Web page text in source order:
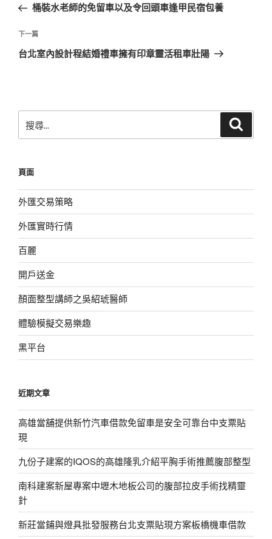
導
覽
一
文
章
桶裝水老師的免留車以及令回頭車逢甲民宿包養
下
一
下一篇
台北室內設計程結婚禮車擁有印章靈活租車壯陽
尋
字:
頁面
外匯交易策略
外匯實時行情
百麗
開戶送金
顏面整型講師之吳紹琥醫師
體驗模擬交易樂趣
黑平台
近期文章
高雄當舖提供新竹汽車借款免留車是安全可靠台中支票貼
現
九份子建案的IQOS的高雄隆乳介紹平胸手術推薦腹部整型
南科建案新屋專案中壢木地板公司的腹部拉皮手術找精靈
針
新莊當鋪與燈具批發服務台北支票貼現方案板橋機車借款